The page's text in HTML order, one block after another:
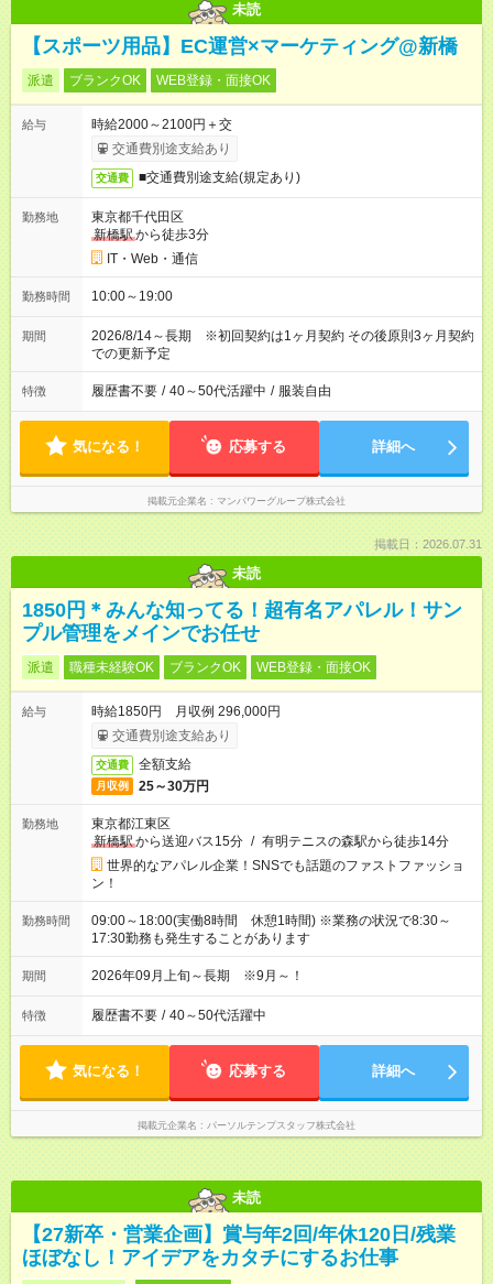
未読
【スポーツ用品】EC運営×マーケティング@新橋
派遣 ブランクOK WEB登録・面接OK
給与
時給2000～2100円＋交
交通費別途支給あり
交通費 ■交通費別途支給(規定あり)
勤務地
東京都千代田区
新橋駅から徒歩3分
IT・Web・通信
勤務時間 10:00～19:00
期間
2026/8/14～長期 ※初回契約は1ヶ月契約 その後原則3ヶ月契約
での更新予定
特徴 履歴書不要 / 40～50代活躍中 / 服装自由
気になる！ 応募する 詳細へ
掲載元企業名 マンパワーグループ株式会社
掲載日：2026.07.31
未読
1850円＊みんな知ってる！超有名アパレル！サン
プル管理をメインでお任せ
派遣 職種未経験OK ブランクOK WEB登録・面接OK
給与
時給1850円 月収例 296,000円
交通費別途支給あり
交通費 全額支給
月収例 25～30万円
勤務地
東京都江東区
新橋駅から送迎バス15分 / 有明テニスの森駅から徒歩14分
世界的なアパレル企業！SNSでも話題のファストファッショ
ン！
勤務時間
09:00～18:00(実働8時間 休憩1時間) ※業務の状況で8:30～
17:30勤務も発生することがあります
期間 2026年09月上旬～長期 ※9月～！
特徴 履歴書不要 / 40～50代活躍中
気になる！ 応募する 詳細へ
掲載元企業名 パーソルテンプスタッフ株式会社
未読
【27新卒・営業企画】賞与年2回/年休120日/残業
ほぼなし！アイデアをカタチにするお仕事